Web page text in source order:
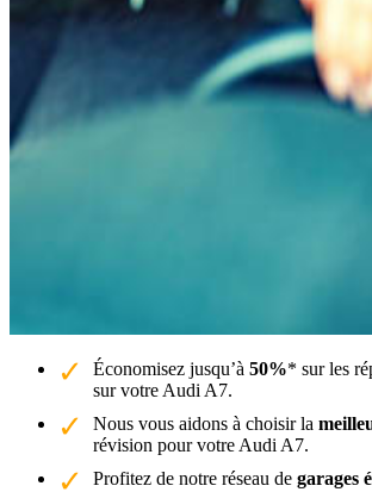
Économisez jusqu’à 50%* sur les
sur votre Audi A7.
Nous vous aidons à choisir la
révision pour votre Audi A7.
Profitez de notre réseau de garages